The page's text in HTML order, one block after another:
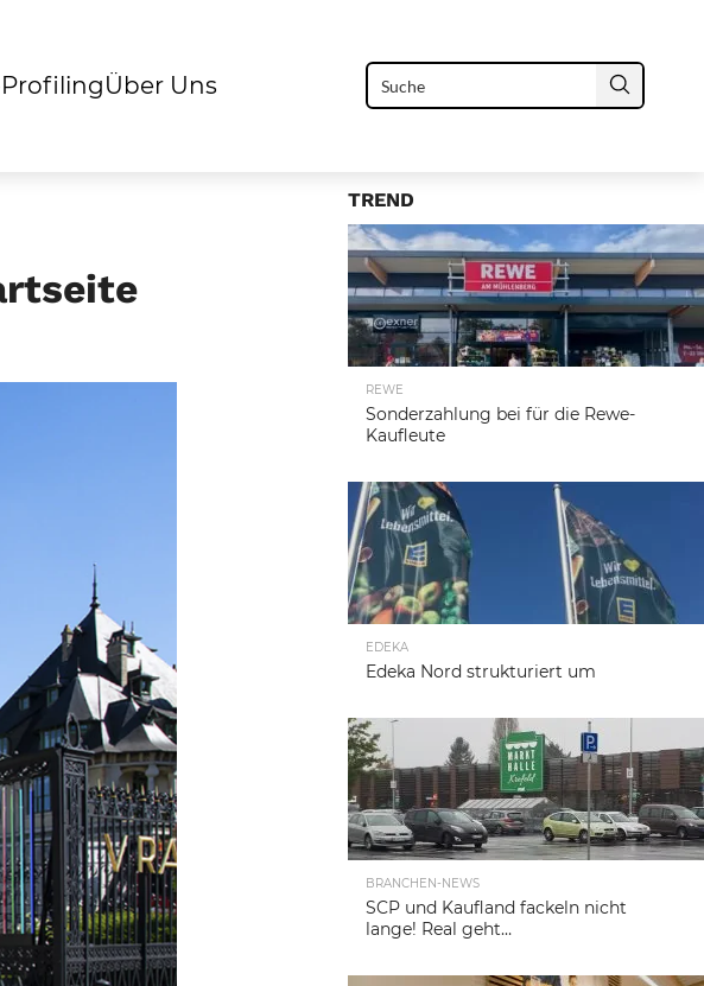
Über Uns
TREND
REWE
Sonderzahlung bei für die Rewe-
Kaufleute
EDEKA
Edeka Nord strukturiert um
BRANCHEN-NEWS
SCP und Kaufland fackeln nicht
lange! Real geht…